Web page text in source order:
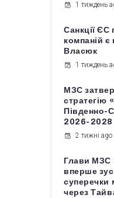
1 тиждень
Санкції ЄС
компаній
Власюк
1 тиждень
МЗС
стратегію
Південно-
2026-2028
2 тижні ago
Глави МЗС
вперше
суперечки
через